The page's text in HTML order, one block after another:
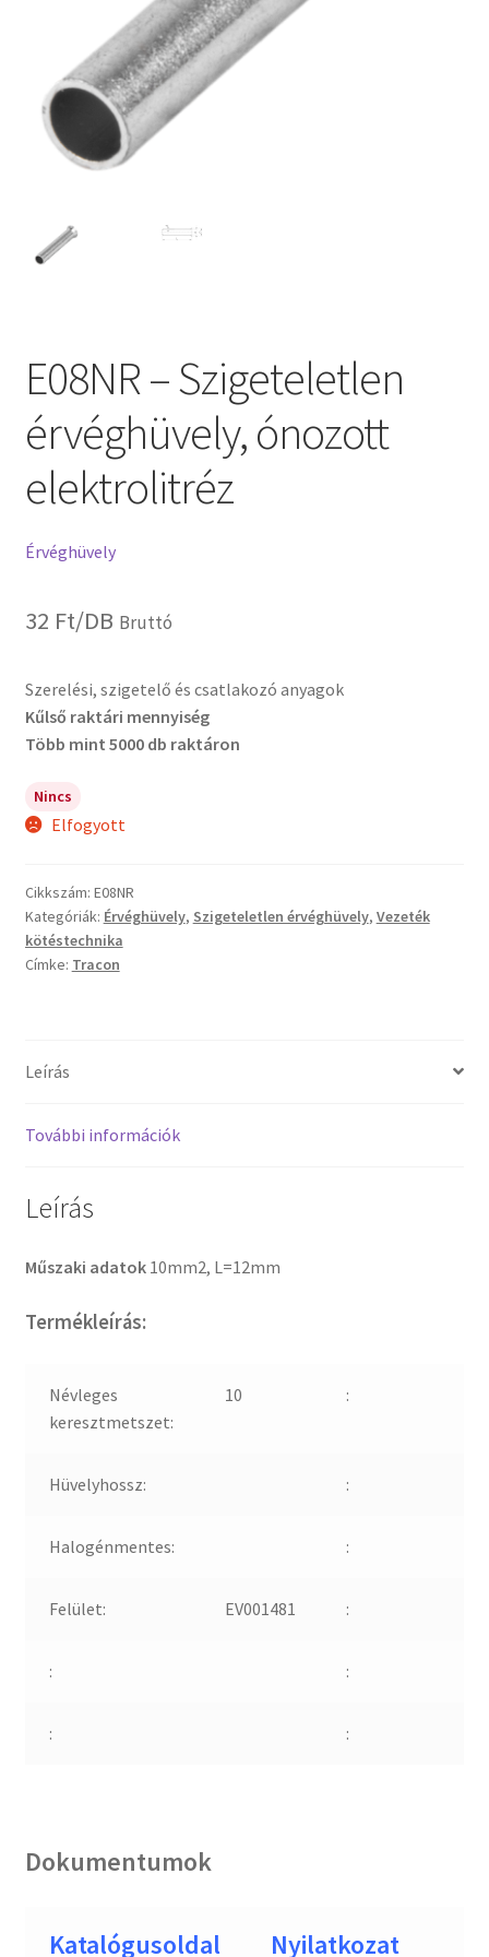
E08NR – Szigeteletlen
érvéghüvely, ónozott
elektrolitréz
Érvéghüvely
32 Ft/DB Bruttó
Szerelési, szigetelő és csatlakozó anyagok
Kűlső raktári mennyiség
Több mint 5000 db raktáron
Nincs
Elfogyott
Cikkszám: E08NR
Kategóriák: Érvéghüvely, Szigeteletlen érvéghüvely, Vezeték
kötéstechnika
Címke: Tracon
Leírás
További információk
Leírás
Műszaki adatok 10mm2, L=12mm
Termékleírás:
Névleges
keresztmetszet:
10 :
Hüvelyhossz: :
Halogénmentes: :
Felület: EV001481 :
: :
: :
Dokumentumok
Katalógusoldal Nyilatkozat